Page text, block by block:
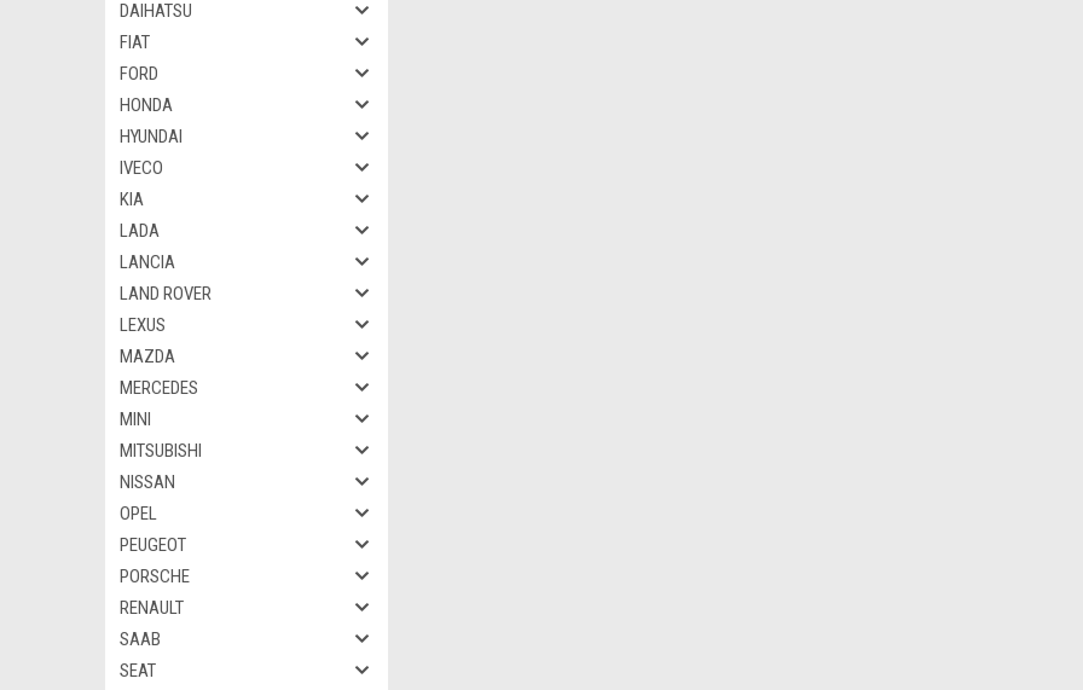
DAIHATSU
FIAT
FORD
HONDA
HYUNDAI
IVECO
KIA
LADA
LANCIA
LAND ROVER
LEXUS
MAZDA
MERCEDES
MINI
MITSUBISHI
NISSAN
OPEL
PEUGEOT
PORSCHE
RENAULT
SAAB
SEAT